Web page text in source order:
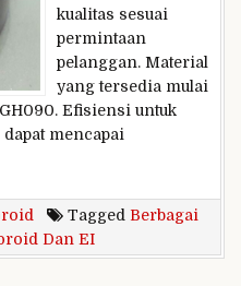
kualitas sesuai
permintaan
pelanggan. Material
yang tersedia mulai
Efisiensi untuk
mencapai
Tagged Berbagai
Dan EI